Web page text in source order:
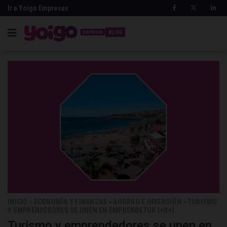
Ir a Yoigo Empresas
BLOG